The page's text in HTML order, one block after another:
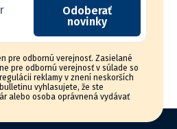
Odoberať
novinky
pre odbornú verejnosť. Zasielané
pre odbornú verejnosť v súlade so
reklamy v znení neskorších
vyhlasujete, že ste
alebo osoba oprávnená vydávať